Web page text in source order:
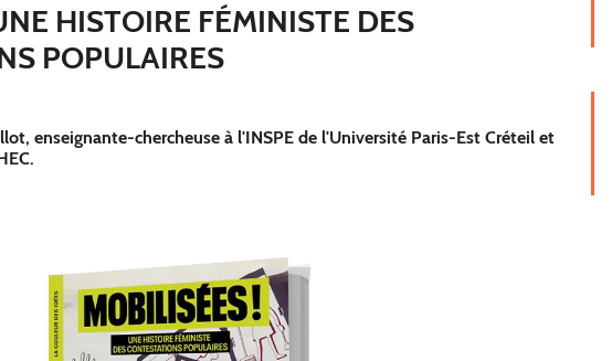
HISTOIRE FÉMINISTE DES
POPULAIRES
enseignante-chercheuse à l'INSPE de l'Université Paris-Est Créteil et